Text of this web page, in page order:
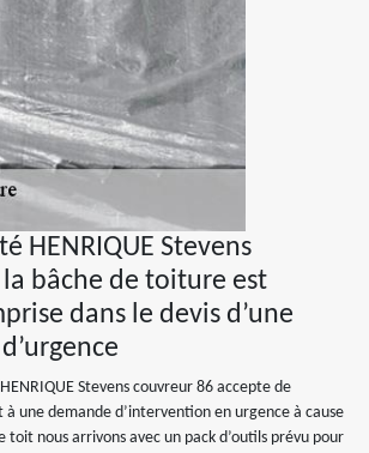
HENRIQUE Stevens
bâche de toiture est
dans le devis d’une
Stevens couvreur 86 accepte de
une demande d’intervention en urgence à cause
toit nous arrivons avec un pack d’outils prévu pour